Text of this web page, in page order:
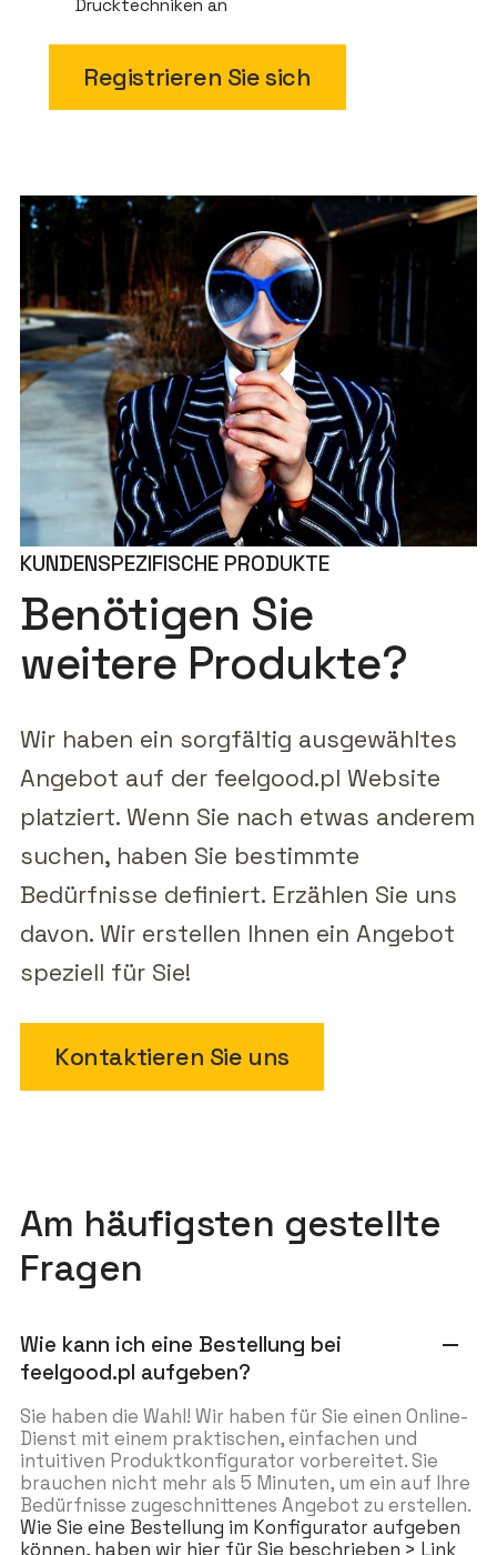
Drucktechniken an
Registrieren Sie sich
KUNDENSPEZIFISCHE PRODUKTE
Benötigen Sie
weitere Produkte?
Wir haben ein sorgfältig ausgewähltes
Angebot auf der feelgood.pl Website
platziert. Wenn Sie nach etwas anderem
suchen, haben Sie bestimmte
Bedürfnisse definiert. Erzählen Sie uns
davon. Wir erstellen Ihnen ein Angebot
speziell für Sie!
Kontaktieren Sie uns
Am häufigsten gestellte
Fragen
Wie kann ich eine Bestellung bei
feelgood.pl aufgeben?
remove
Sie haben die Wahl! Wir haben für Sie einen Online-
Dienst mit einem praktischen, einfachen und
intuitiven Produktkonfigurator vorbereitet. Sie
brauchen nicht mehr als 5 Minuten, um ein auf Ihre
Bedürfnisse zugeschnittenes Angebot zu erstellen.
Wie Sie eine Bestellung im Konfigurator aufgeben